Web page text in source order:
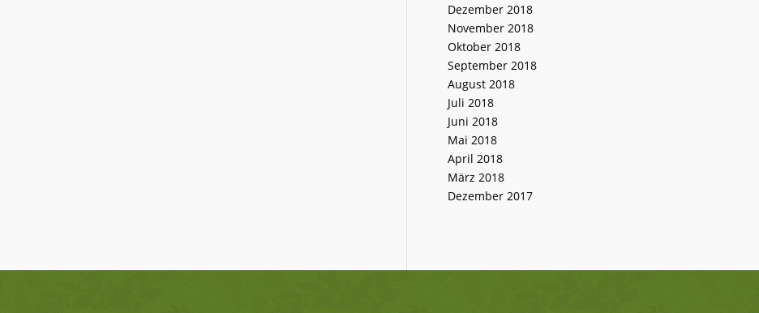
Dezember 2018
November 2018
Oktober 2018
September 2018
August 2018
Juli 2018
Juni 2018
Mai 2018
April 2018
März 2018
Dezember 2017